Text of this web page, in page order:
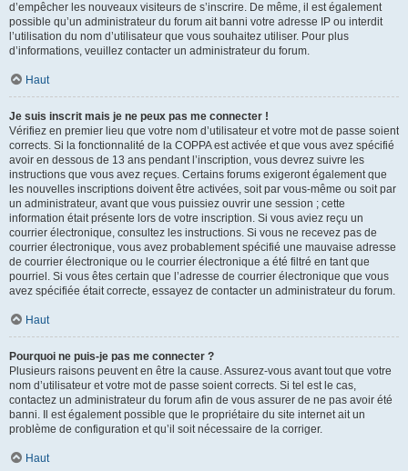
d’empêcher les nouveaux visiteurs de s’inscrire. De même, il est également
possible qu’un administrateur du forum ait banni votre adresse IP ou interdit
l’utilisation du nom d’utilisateur que vous souhaitez utiliser. Pour plus
d’informations, veuillez contacter un administrateur du forum.
Haut
Je suis inscrit mais je ne peux pas me connecter !
Vérifiez en premier lieu que votre nom d’utilisateur et votre mot de passe soient
corrects. Si la fonctionnalité de la COPPA est activée et que vous avez spécifié
avoir en dessous de 13 ans pendant l’inscription, vous devrez suivre les
instructions que vous avez reçues. Certains forums exigeront également que
les nouvelles inscriptions doivent être activées, soit par vous-même ou soit par
un administrateur, avant que vous puissiez ouvrir une session ; cette
information était présente lors de votre inscription. Si vous aviez reçu un
courrier électronique, consultez les instructions. Si vous ne recevez pas de
courrier électronique, vous avez probablement spécifié une mauvaise adresse
de courrier électronique ou le courrier électronique a été filtré en tant que
pourriel. Si vous êtes certain que l’adresse de courrier électronique que vous
avez spécifiée était correcte, essayez de contacter un administrateur du forum.
Haut
Pourquoi ne puis-je pas me connecter ?
Plusieurs raisons peuvent en être la cause. Assurez-vous avant tout que votre
nom d’utilisateur et votre mot de passe soient corrects. Si tel est le cas,
contactez un administrateur du forum afin de vous assurer de ne pas avoir été
banni. Il est également possible que le propriétaire du site internet ait un
problème de configuration et qu’il soit nécessaire de la corriger.
Haut